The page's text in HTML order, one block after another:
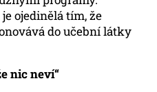
ojedinělá tím, že
do učební látky
nic neví“